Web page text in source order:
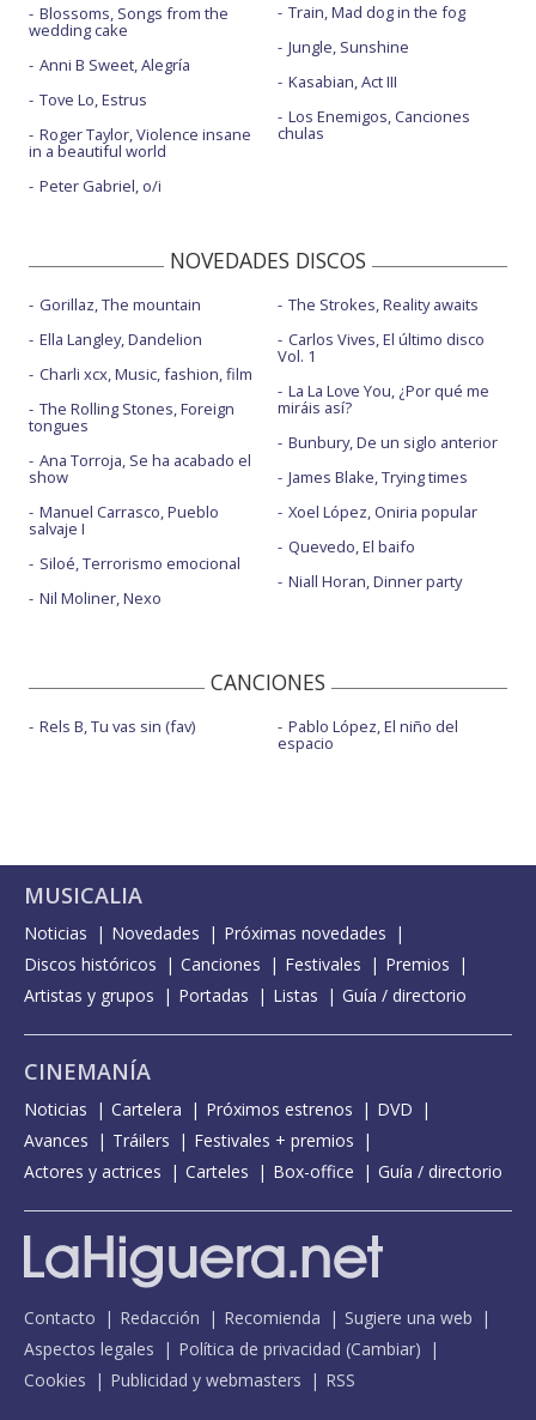
Blossoms, Songs from the
wedding cake
Anni B Sweet, Alegría
Tove Lo, Estrus
Roger Taylor, Violence insane
in a beautiful world
Peter Gabriel, o/i
Train, Mad dog in the fog
Jungle, Sunshine
Kasabian, Act III
Los Enemigos, Canciones
chulas
NOVEDADES DISCOS
Gorillaz, The mountain
Ella Langley, Dandelion
Charli xcx, Music, fashion, film
The Rolling Stones, Foreign
tongues
Ana Torroja, Se ha acabado el
show
Manuel Carrasco, Pueblo
salvaje I
Siloé, Terrorismo emocional
Nil Moliner, Nexo
The Strokes, Reality awaits
Carlos Vives, El último disco
Vol. 1
La La Love You, ¿Por qué me
miráis así?
Bunbury, De un siglo anterior
James Blake, Trying times
Xoel López, Oniria popular
Quevedo, El baifo
Niall Horan, Dinner party
CANCIONES
Rels B, Tu vas sin (fav) Pablo López, El niño del
espacio
MUSICALIA
Noticias Novedades
Próximas novedades
Discos históricos
Canciones Festivales
Premios
Artistas y grupos
Portadas Listas Guía / directorio
CINEMANÍA
Noticias Cartelera Próximos estrenos
DVD
Avances
Tráilers
Festivales + premios
Actores y actrices
Carteles Box-office Guía / directorio
Contacto Redacción Recomienda
Sugiere una web
Aspectos legales
Política de privacidad (Cambiar)
Cookies
Publicidad y webmasters RSS